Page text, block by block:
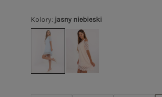
Kolory: jasny niebieski